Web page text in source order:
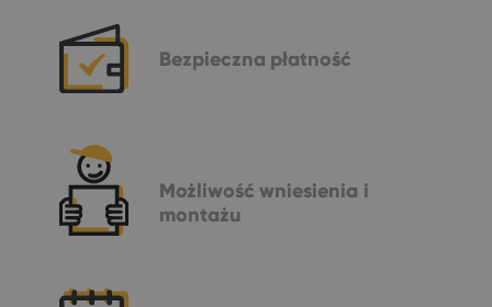
Bezpieczna płatność
Możliwość wniesienia i
montażu